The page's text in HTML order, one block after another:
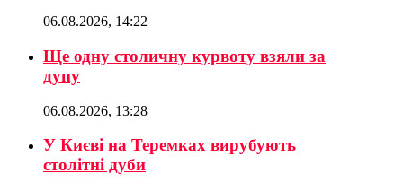
06.08.2026, 14:22
Ще одну столичну курвоту взяли за
дупу
06.08.2026, 13:28
У Києві на Теремках вирубують
столітні дуби